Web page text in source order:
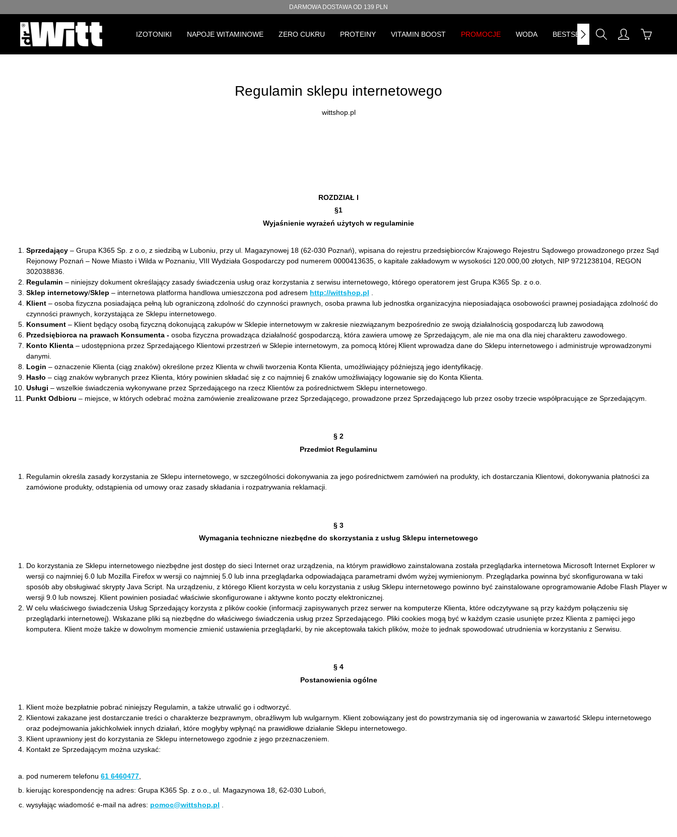
DARMOWA DOSTAWA OD 139 PLN
IZOTONIKI NAPOJE WITAMINOWE ZERO CUKRU PROTEINY VITAMIN BOOST PROMOCJE WODA BESTSELLERY
Regulamin sklepu internetowego
wittshop.pl
ROZDZIAŁ I
§1
Wyjaśnienie wyrażeń użytych w regulaminie
Sprzedający – Grupa K365 Sp. z o.o, z siedzibą w Luboniu, przy ul. Magazynowej 18 (62-030 Poznań), wpisana do rejestru przedsiębiorców Krajowego Rejestru Sądowego prowadzonego przez Sąd
Rejonowy Poznań – Nowe Miasto i Wilda w Poznaniu, VIII Wydziała Gospodarczy pod numerem 0000413635, o kapitale zakładowym w wysokości 120.000,00 złotych, NIP 9721238104, REGON
302038836.
Regulamin – niniejszy dokument określający zasady świadczenia usług oraz korzystania z serwisu internetowego, którego operatorem jest Grupa K365 Sp. z o.o.
Sklep internetowy/Sklep – internetowa platforma handlowa umieszczona pod adresem http://wittshop.pl
Klient – osoba fizyczna posiadająca pełną lub ograniczoną zdolność do czynności prawnych, osoba prawna lub jednostka organizacyjna nieposiadająca osobowości prawnej posiadająca zdolność do
czynności prawnych, korzystająca ze Sklepu internetowego.
Konsument – Klient będący osobą fizyczną dokonującą zakupów w Sklepie internetowym w zakresie niezwiązanym bezpośrednio ze swoją działalnością gospodarczą lub zawodową
Przedsiębiorca na prawach Konsumenta - osoba fizyczna prowadząca działalność gospodarczą, która zawiera umowę ze Sprzedającym, ale nie ma ona dla niej charakteru zawodowego.
Konto Klienta – udostępniona przez Sprzedającego Klientowi przestrzeń w Sklepie internetowym, za pomocą której Klient wprowadza dane do Sklepu internetowego i administruje wprowadzonymi
danymi.
Login – oznaczenie Klienta (ciąg znaków) określone przez Klienta w chwili tworzenia Konta Klienta, umożliwiający późniejszą jego identyfikację.
Hasło – ciąg znaków wybranych przez Klienta, który powinien składać się z co najmniej 6 znaków umożliwiający logowanie się do Konta Klienta.
Usługi – wszelkie świadczenia wykonywane przez Sprzedającego na rzecz Klientów za pośrednictwem Sklepu internetowego.
Punkt Odbioru – miejsce, w których odebrać można zamówienie zrealizowane przez Sprzedającego, prowadzone przez Sprzedającego lub przez osoby trzecie współpracujące ze Sprzedającym.
§ 2
Przedmiot Regulaminu
Regulamin określa zasady korzystania ze Sklepu internetowego, w szczególności dokonywania za jego pośrednictwem zamówień na produkty, ich dostarczania Klientowi, dokonywania płatności za
zamówione produkty, odstąpienia od umowy oraz zasady składania i rozpatrywania reklamacji.
§ 3
Wymagania techniczne niezbędne do skorzystania z usług Sklepu internetowego
Do korzystania ze Sklepu internetowego niezbędne jest dostęp do sieci Internet oraz urządzenia, na którym prawidłowo zainstalowana została przeglądarka internetowa Microsoft Internet Explorer w
wersji co najmniej 6.0 lub Mozilla Firefox w wersji co najmniej 5.0 lub inna przeglądarka odpowiadająca parametrami dwóm wyżej wymienionym. Przeglądarka powinna być skonfigurowana w taki
sposób aby obsługiwać skrypty Java Script. Na urządzeniu, z którego Klient korzysta w celu korzystania z usług Sklepu internetowego powinno być zainstalowane oprogramowanie Adobe Flash Player w
wersji 9.0 lub nowszej. Klient powinien posiadać właściwie skonfigurowane i aktywne konto poczty elektronicznej.
W celu właściwego świadczenia Usług Sprzedający korzysta z plików cookie (informacji zapisywanych przez serwer na komputerze Klienta, które odczytywane są przy każdym połączeniu się
przeglądarki internetowej). Wskazane pliki są niezbędne do właściwego świadczenia usług przez Sprzedającego. Pliki cookies mogą być w każdym czasie usunięte przez Klienta z pamięci jego
komputera. Klient może także w dowolnym momencie zmienić ustawienia przeglądarki, by nie akceptowała takich plików, może to jednak spowodować utrudnienia w korzystaniu z Serwisu.
§ 4
Postanowienia ogólne
Klient może bezpłatnie pobrać niniejszy Regulamin, a także utrwalić go i odtworzyć.
Klientowi zakazane jest dostarczanie treści o charakterze bezprawnym, obraźliwym lub wulgarnym. Klient zobowiązany jest do powstrzymania się od ingerowania w zawartość Sklepu internetowego
oraz podejmowania jakichkolwiek innych działań, które mogłyby wpłynąć na prawidłowe działanie Sklepu internetowego.
Klient uprawniony jest do korzystania ze Sklepu internetowego zgodnie z jego przeznaczeniem.
Kontakt ze Sprzedającym można uzyskać:
pod numerem telefonu 61 6460477
kierując korespondencję na adres: Grupa K365 Sp. z o.o., ul. Magazynowa 18, 62-030 Luboń,
wysyłając wiadomość e-mail na adres: pomoc@wittshop.pl